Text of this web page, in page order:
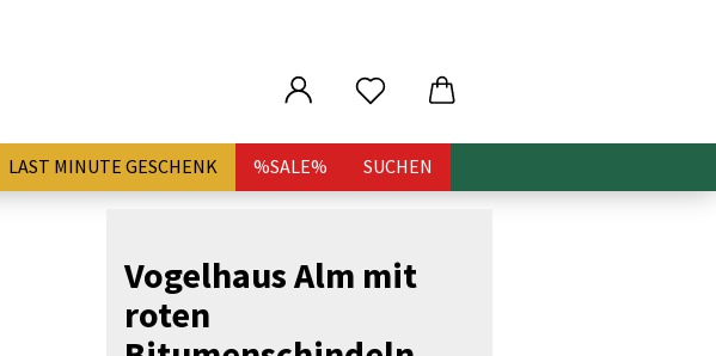
LAST MINUTE GESCHENK %SALE% SUCHEN
Vogelhaus Alm mit
roten